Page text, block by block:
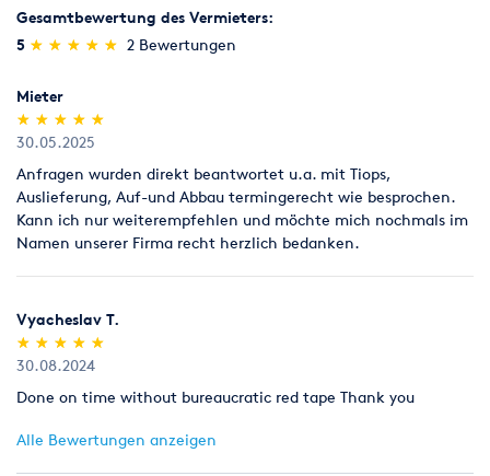
Gesamtbewertung des Vermieters:
5 (*)
★
★
(*) ★
★
(*) ★
★
(*) ★
★
(*) ★
★ 2 Bewertungen
Mieter
(*)
★
★
(*) ★
★
(*) ★
★
(*) ★
★
(*) ★
★
30.05.2025
Anfragen wurden direkt beantwortet u.a. mit Tiops,
Auslieferung, Auf-und Abbau termingerecht wie besprochen.
Kann ich nur weiterempfehlen und möchte mich nochmals im
Namen unserer Firma recht herzlich bedanken.
Vyacheslav T.
(*)
★
★
(*) ★
★
(*) ★
★
(*) ★
★
(*) ★
★
30.08.2024
Done on time without bureaucratic red tape Thank you
Alle Bewertungen anzeigen